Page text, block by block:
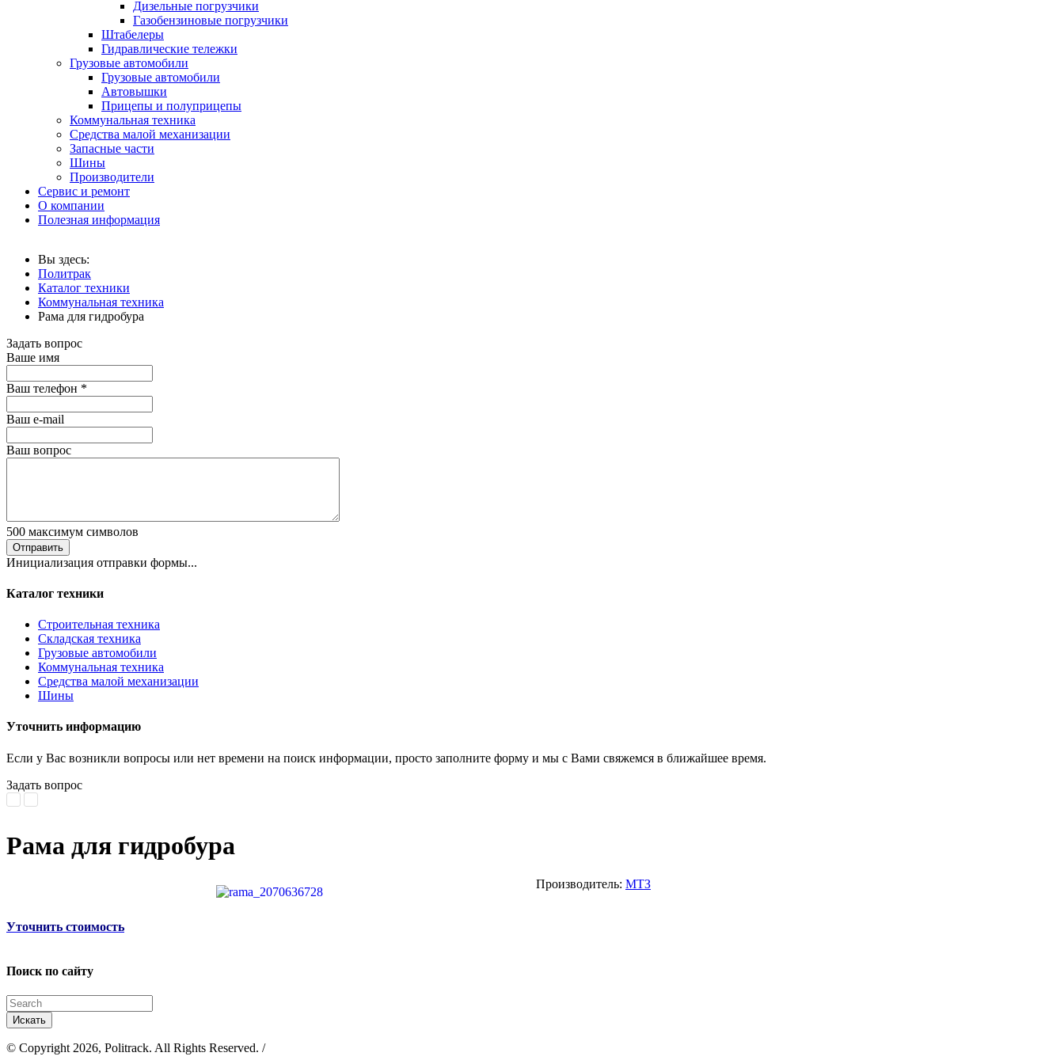
Дизельные погрузчики
Газобензиновые погрузчики
Штабелеры
Гидравлические тележки
Грузовые автомобили
Грузовые автомобили
Автовышки
Прицепы и полуприцепы
Коммунальная техника
Средства малой механизации
Запасные части
Шины
Производители
Сервис и ремонт
О компании
Полезная информация
Вы здесь:
Политрак
Каталог техники
Коммунальная техника
Рама для гидробура
Задать вопрос
Ваше имя
Ваш телефон *
Ваш е-mail
Ваш вопрос
500 максимум символов
Отправить
Инициализация отправки формы...
Каталог техники
Строительная техника
Складская техника
Грузовые автомобили
Коммунальная техника
Средства малой механизации
Шины
Уточнить информацию
Если у Вас возникли вопросы или нет времени на поиск информации, просто заполните форму и мы с Вами свяжемся в ближайшее время.
Задать вопрос
Рама для гидробура
Производитель: МТЗ
Уточнить стоимость
Поиск по сайту
© Copyright 2026, Politrack. All Rights Reserved. /